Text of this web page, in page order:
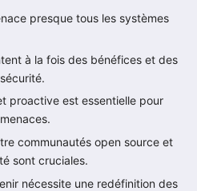
presque tous les systèmes
à la fois des bénéfices et des
proactive est essentielle pour
communautés open source et
sont cruciales.
nécessite une redéfinition des